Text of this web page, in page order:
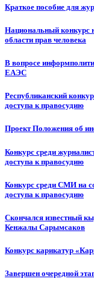
Краткое пособие для
Национальный конкурс
области прав человека
В вопросе
ЕАЭС
Республиканский
доступа к правосудию
Проект Положения об
Конкурс среди
доступа к правосудию
Конкурс среди СМИ на
доступа к правосудию
Скончался известный
Кенжалы Сарымсаков
Конкурс карикатур
Завершен очередной